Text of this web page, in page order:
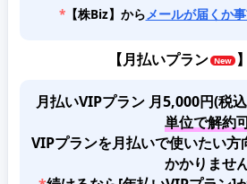
*【株Biz】からメールが届くか
【月払いプラン
月払いVIPプラン 月5,000円(税
単位で解約
VIPプランを月払いで使いたい
かかりません